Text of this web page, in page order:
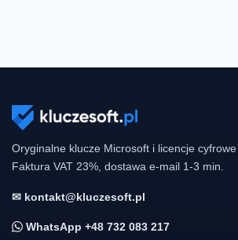
Oryginalne klucze Microsoft i licencje cyfrowe
Faktura VAT 23%, dostawa e-mail 1-3 min.
✉ kontakt@kluczesoft.pl
WhatsApp +48 732 083 217